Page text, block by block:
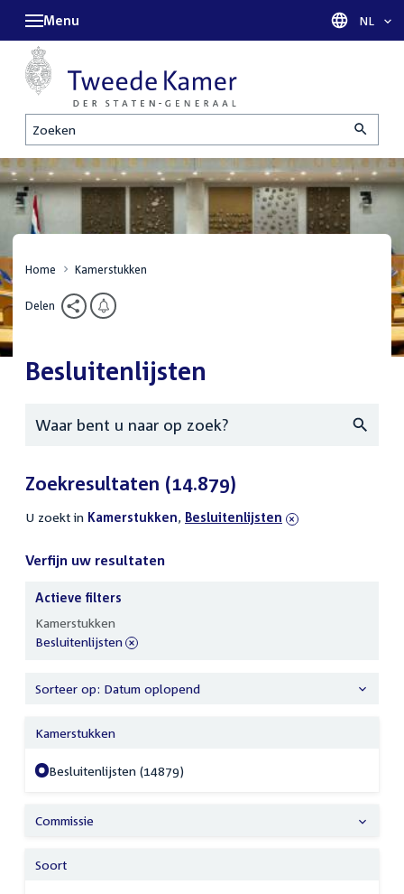
Zoeken
Menu Taal
NL
Home Kamerstukken
Delen
Besluitenlijsten
Zoeken
Zoekresultaten (14.879)
U zoekt in actieve
Kamerstukken, verwijder
Besluitenlijsten
Verfijn uw resultaten
uw
resultaten
Actieve filters
Kamerstukken
verwijder
Besluitenlijsten
Sorteer op: Datum oplopend
Kamerstukken
Besluitenlijsten (14879)
Commissie
Soort